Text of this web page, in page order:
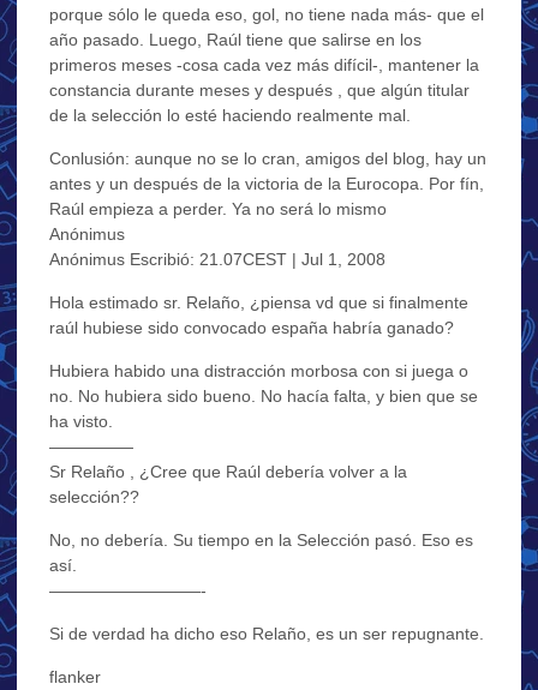
porque sólo le queda eso, gol, no tiene nada más- que el
año pasado. Luego, Raúl tiene que salirse en los
primeros meses -cosa cada vez más difícil-, mantener la
constancia durante meses y después , que algún titular
de la selección lo esté haciendo realmente mal.
Conlusión: aunque no se lo cran, amigos del blog, hay un
antes y un después de la victoria de la Eurocopa. Por fín,
Raúl empieza a perder. Ya no será lo mismo
Anónimus
Anónimus Escribió: 21.07CEST | Jul 1, 2008
Hola estimado sr. Relaño, ¿piensa vd que si finalmente
raúl hubiese sido convocado españa habría ganado?
Hubiera habido una distracción morbosa con si juega o
no. No hubiera sido bueno. No hacía falta, y bien que se
ha visto.
—————
Sr Relaño , ¿Cree que Raúl debería volver a la
selección??
No, no debería. Su tiempo en la Selección pasó. Eso es
así.
—————————-
Si de verdad ha dicho eso Relaño, es un ser repugnante.
flanker